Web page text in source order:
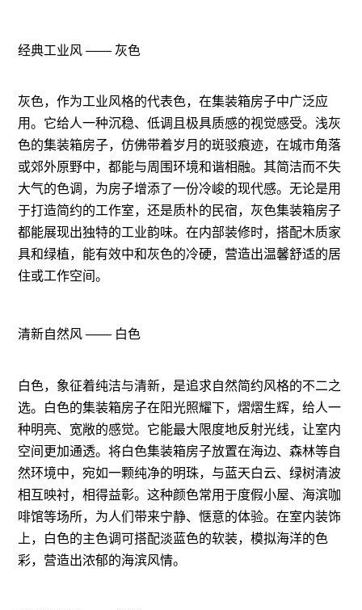
经典工业风 —— 灰色
灰色，作为工业风格的代表色，在集装箱房子中广泛应
用。它给人一种沉稳、低调且极具质感的视觉感受。浅灰
色的集装箱房子，仿佛带着岁月的斑驳痕迹，在城市角落
或郊外原野中，都能与周围环境和谐相融。其简洁而不失
大气的色调，为房子增添了一份冷峻的现代感。无论是用
于打造简约的工作室，还是质朴的民宿，灰色集装箱房子
都能展现出独特的工业韵味。在内部装修时，搭配木质家
具和绿植，能有效中和灰色的冷硬，营造出温馨舒适的居
住或工作空间。
清新自然风 —— 白色
白色，象征着纯洁与清新，是追求自然简约风格的不二之
选。白色的集装箱房子在阳光照耀下，熠熠生辉，给人一
种明亮、宽敞的感觉。它能最大限度地反射光线，让室内
空间更加通透。将白色集装箱房子放置在海边、森林等自
然环境中，宛如一颗纯净的明珠，与蓝天白云、绿树清波
相互映衬，相得益彰。这种颜色常用于度假小屋、海滨咖
啡馆等场所，为人们带来宁静、惬意的体验。在室内装饰
上，白色的主色调可搭配淡蓝色的软装，模拟海洋的色
彩，营造出浓郁的海滨风情。